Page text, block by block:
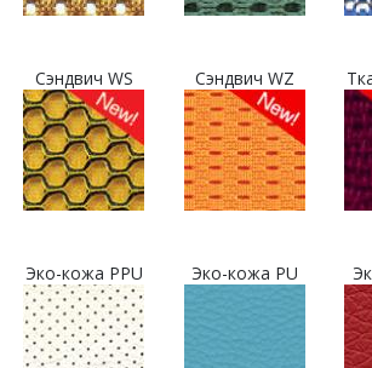
Сэндвич WS Сэндвич WZ
Эко-кожа PPU Эко-кожа PU